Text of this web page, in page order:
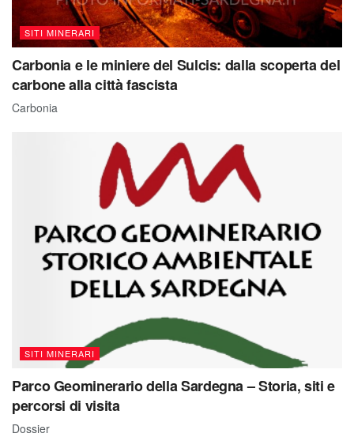
SITI MINERARI
Carbonia e le miniere del Sulcis: dalla scoperta del
carbone alla città fascista
Carbonia
SITI MINERARI
Parco Geominerario della Sardegna – Storia, siti e
percorsi di visita
Dossier